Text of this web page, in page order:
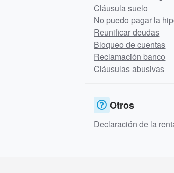
Cláusula suelo
No puedo pagar la
Reunificar deudas
Bloqueo de cuentas
Reclamación banco
Cláusulas abusivas
Otros
Declaración de la